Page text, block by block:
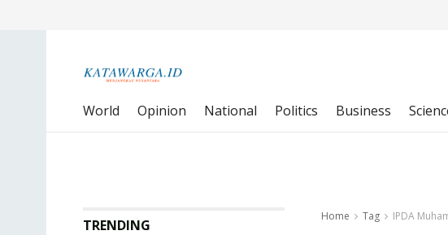
World Opinion National Politics Business
Home Tag IPDA
TRENDING